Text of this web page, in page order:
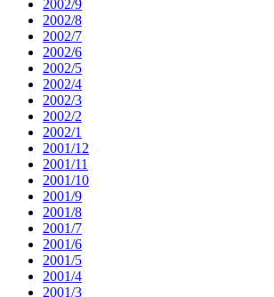
2002/9
2002/8
2002/7
2002/6
2002/5
2002/4
2002/3
2002/2
2002/1
2001/12
2001/11
2001/10
2001/9
2001/8
2001/7
2001/6
2001/5
2001/4
2001/3